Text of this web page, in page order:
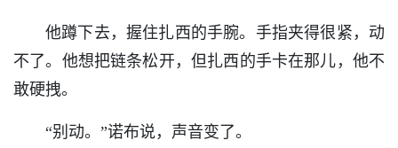
他蹲下去，握住扎西的手腕。手指夹得很紧，动
不了。他想把链条松开，但扎西的手卡在那儿，他不
敢硬拽。
“别动。”诺布说，声音变了。